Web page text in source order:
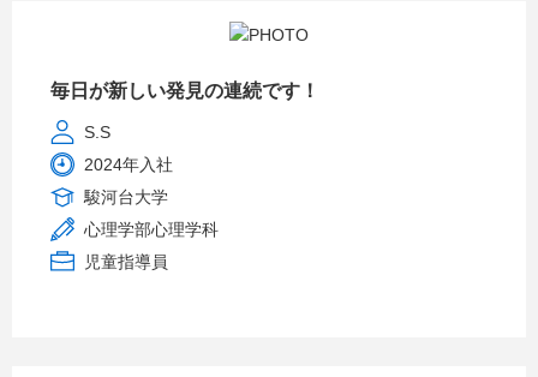
毎日が新しい発見の連続です！
S.S
2024年入社
駿河台大学
心理学部心理学科
児童指導員